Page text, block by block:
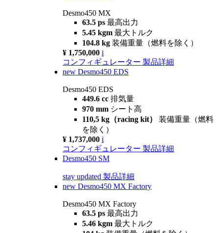
Desmo450 MX
63.5 ps 最高出力
5.45 kgm 最大トルク
104.8 kg 装備重量（燃料を除く）
¥ 1,750,000 i
コンフィギュレーター 製品詳細
new Desmo450 EDS
Desmo450 EDS
449.6 cc 排気量
970 mm シート高
110,5 kg（racing kit） 装備重量（燃料
を除く）
¥ 1,737,000 i
コンフィギュレーター 製品詳細
Desmo450 SM
stay updated 製品詳細
new Desmo450 MX Factory
Desmo450 MX Factory
63.5 ps 最高出力
5.46 kgm 最大トルク